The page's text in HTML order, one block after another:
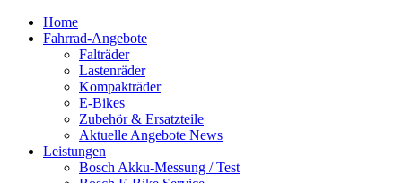
Home
Fahrrad-Angebote
Falträder
Lastenräder
Kompakträder
E-Bikes
Zubehör & Ersatzteile
Aktuelle Angebote News
Leistungen
Bosch Akku-Messung / Test